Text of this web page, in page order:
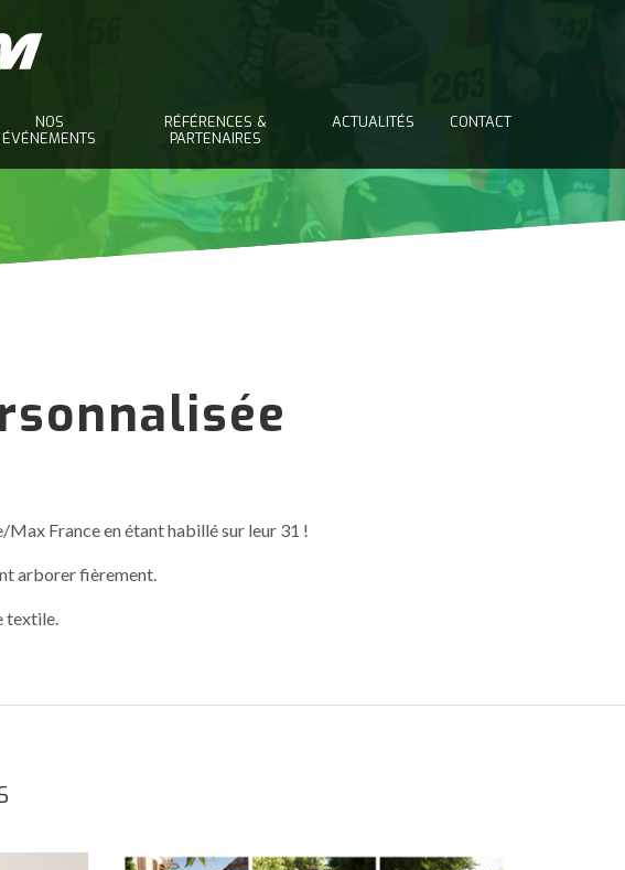
NOS
ÉVÉNEMENTS
RÉFÉRENCES &
PARTENAIRES
ACTUALITÉS CONTACT
Max France en étant habillé sur leur 31 !
arborer fièrement.
textile.